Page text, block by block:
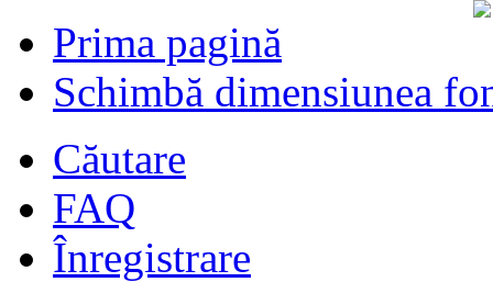
Prima pagină
Schimbă dimensiunea
Căutare
FAQ
Înregistrare